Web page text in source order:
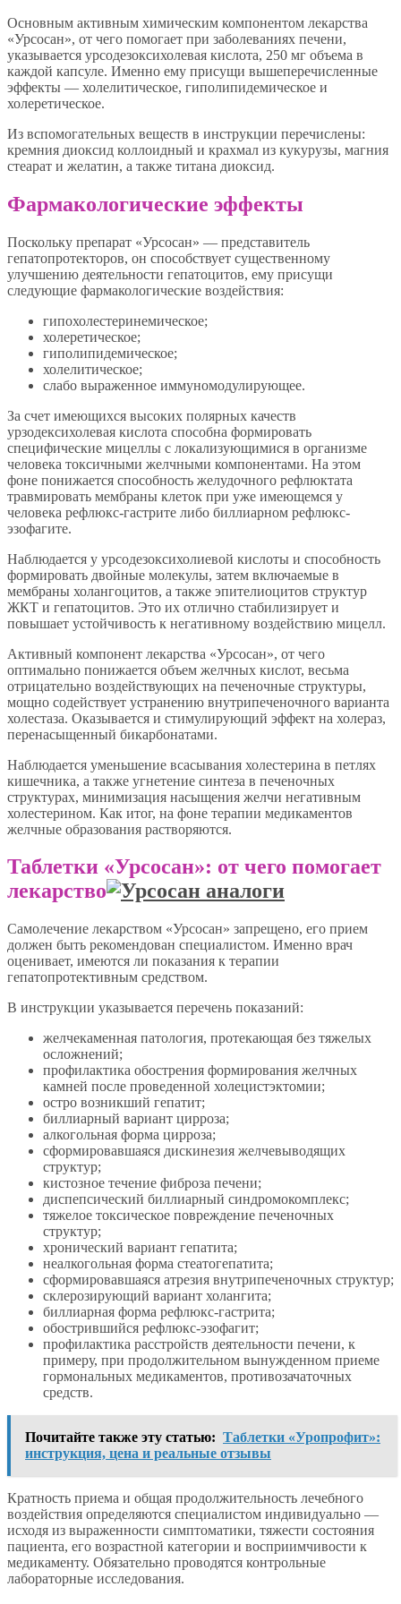
Основным активным химическим компонентом лекарства
«Урсосан», от чего помогает при заболеваниях печени,
указывается урсодезоксихолевая кислота, 250 мг объема в
каждой капсуле. Именно ему присущи вышеперечисленные
эффекты — холелитическое, гиполипидемическое и
холеретическое.
Из вспомогательных веществ в инструкции перечислены:
кремния диоксид коллоидный и крахмал из кукурузы, магния
стеарат и желатин, а также титана диоксид.
Фармакологические эффекты
Поскольку препарат «Урсосан» — представитель
гепатопротекторов, он способствует существенному
улучшению деятельности гепатоцитов, ему присущи
следующие фармакологические воздействия:
гипохолестеринемическое;
холеретическое;
гиполипидемическое;
холелитическое;
слабо выраженное иммуномодулирующее.
За счет имеющихся высоких полярных качеств
урзодексихолевая кислота способна формировать
специфические мицеллы с локализующимися в организме
человека токсичными желчными компонентами. На этом
фоне понижается способность желудочного рефлюктата
травмировать мембраны клеток при уже имеющемся у
человека рефлюкс-гастрите либо биллиарном рефлюкс-
эзофагите.
Наблюдается у урсодезоксихолиевой кислоты и способность
формировать двойные молекулы, затем включаемые в
мембраны холангоцитов, а также эпителиоцитов структур
ЖКТ и гепатоцитов. Это их отлично стабилизирует и
повышает устойчивость к негативному воздействию мицелл.
Активный компонент лекарства «Урсосан», от чего
оптимально понижается объем желчных кислот, весьма
отрицательно воздействующих на печеночные структуры,
мощно содействует устранению внутрипеченочного варианта
холестаза. Оказывается и стимулирующий эффект на холераз,
перенасыщенный бикарбонатами.
Наблюдается уменьшение всасывания холестерина в петлях
кишечника, а также угнетение синтеза в печеночных
структурах, минимизация насыщения желчи негативным
холестерином. Как итог, на фоне терапии медикаментов
желчные образования растворяются.
Таблетки «Урсосан»: от чего помогает
лекарство
Самолечение лекарством «Урсосан» запрещено, его прием
должен быть рекомендован специалистом. Именно врач
оценивает, имеются ли показания к терапии
гепатопротективным средством.
В инструкции указывается перечень показаний:
желчекаменная патология, протекающая без тяжелых
осложнений;
профилактика обострения формирования желчных
камней после проведенной холецистэктомии;
остро возникший гепатит;
биллиарный вариант цирроза;
алкогольная форма цирроза;
сформировавшаяся дискинезия желчевыводящих
структур;
кистозное течение фиброза печени;
диспепсический биллиарный синдромокомплекс;
тяжелое токсическое повреждение печеночных
структур;
хронический вариант гепатита;
неалкогольная форма стеатогепатита;
сформировавшаяся атрезия внутрипеченочных структур;
склерозирующий вариант холангита;
биллиарная форма рефлюкс-гастрита;
обострившийся рефлюкс-эзофагит;
профилактика расстройств деятельности печени, к
примеру, при продолжительном вынужденном приеме
гормональных медикаментов, противозачаточных
средств.
Почитайте также эту статью: Таблетки «Уропрофит»:
инструкция, цена и реальные отзывы
Кратность приема и общая продолжительность лечебного
воздействия определяются специалистом индивидуально —
исходя из выраженности симптоматики, тяжести состояния
пациента, его возрастной категории и восприимчивости к
медикаменту. Обязательно проводятся контрольные
лабораторные исследования.